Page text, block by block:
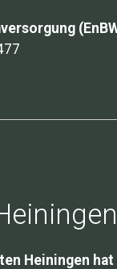
Heiningen